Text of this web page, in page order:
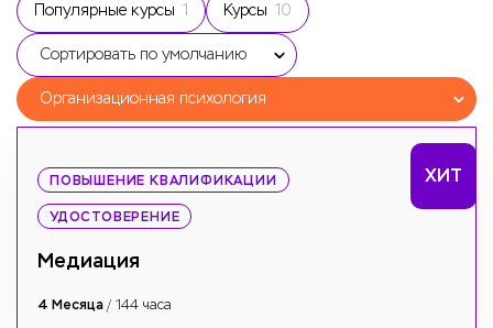
Популярные курсы 1 Курсы 10
Сортировать по умолчанию
Организационная психология
ХИТ
ПОВЫШЕНИЕ КВАЛИФИКАЦИИ
УДОСТОВЕРЕНИЕ
Медиация
4 Месяца / 144 часа